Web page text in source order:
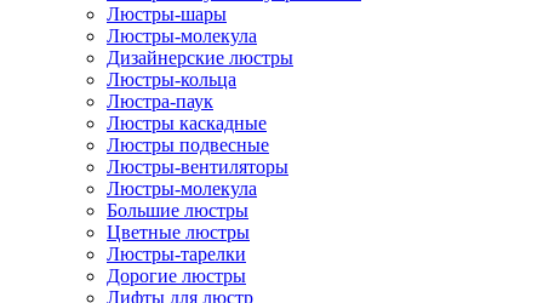
Люстры-шары
Люстры-молекула
Дизайнерские люстры
Люстры-кольца
Люстра-паук
Люстры каскадные
Люстры подвесные
Люстры-вентиляторы
Люстры-молекула
Большие люстры
Цветные люстры
Люстры-тарелки
Дорогие люстры
Лифты для люстр